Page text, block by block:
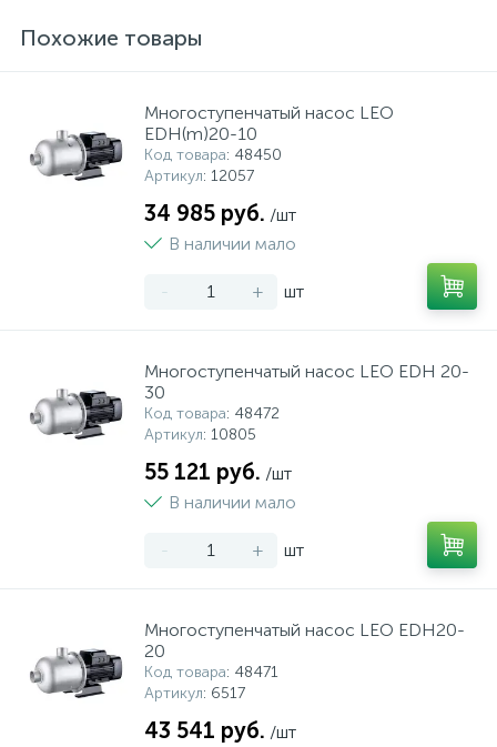
Похожие товары
Многоступенчатый насос LEO
EDH(m)20-10
Код товара: 48450
Артикул: 12057
34 985 руб. /шт
В наличии мало
- + шт
Многоступенчатый насос LEO EDH 20-
30
Код товара: 48472
Артикул: 10805
55 121 руб. /шт
В наличии мало
- + шт
Многоступенчатый насос LEO EDH20-
20
Код товара: 48471
Артикул: 6517
43 541 руб. /шт